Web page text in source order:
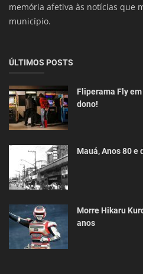
memória afetiva às notícias que
município.
ÚLTIMOS POSTS
Fliperama Fly
dono!
Mauá, Anos 80 e
Morre Hikaru
anos